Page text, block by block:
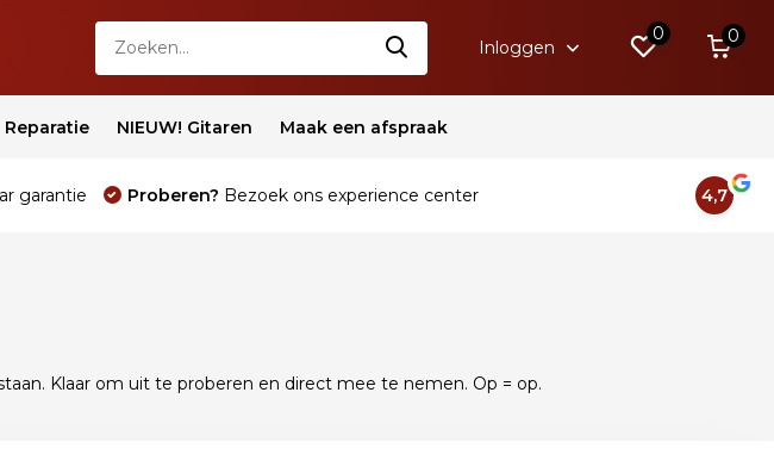
Inloggen
0 0
Reparatie NIEUW! Gitaren Maak een afspraak
garantie Proberen? Bezoek ons experience center 4,7
Klaar om uit te proberen en direct mee te nemen. Op = op.